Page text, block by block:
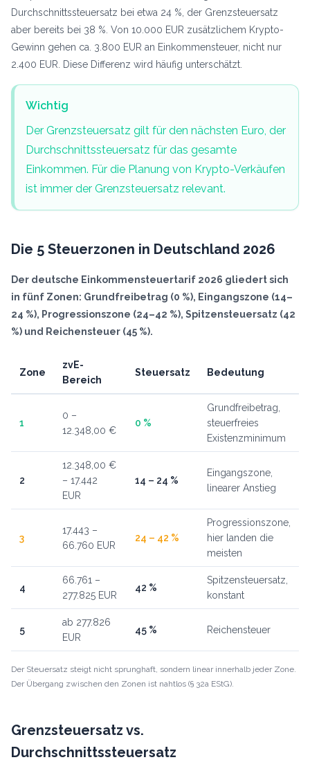
Durchschnittssteuersatz bei etwa 24 %, der Grenzsteuersatz
aber bereits bei 38 %. Von 10.000 EUR zusätzlichem Krypto-
Gewinn gehen ca. 3.800 EUR an Einkommensteuer, nicht nur
2.400 EUR. Diese Differenz wird häufig unterschätzt.
Wichtig
Der Grenzsteuersatz gilt für den nächsten Euro, der
Durchschnittssteuersatz für das gesamte
Einkommen. Für die Planung von Krypto-Verkäufen
ist immer der Grenzsteuersatz relevant.
Die 5 Steuerzonen in Deutschland 2026
Der deutsche Einkommensteuertarif 2026 gliedert sich
in fünf Zonen: Grundfreibetrag (0 %), Eingangszone (14–
24 %), Progressionszone (24–42 %), Spitzensteuersatz (42
%) und Reichensteuer (45 %).
Zone
zvE-
Bereich
Steuersatz Bedeutung
1
0 –
12.348,00 €
0 %
Grundfreibetrag,
steuerfreies
Existenzminimum
2
12.348,00 €
– 17.442
EUR
14 – 24 %
Eingangszone,
linearer Anstieg
3
17.443 –
66.760 EUR
24 – 42 %
Progressionszone,
hier landen die
meisten
4
66.761 –
277.825 EUR
42 %
Spitzensteuersatz,
konstant
5
ab 277.826
EUR
45 % Reichensteuer
Der Steuersatz steigt nicht sprunghaft, sondern linear innerhalb jeder Zone.
Der Übergang zwischen den Zonen ist nahtlos (§ 32a EStG).
Grenzsteuersatz vs.
Durchschnittssteuersatz